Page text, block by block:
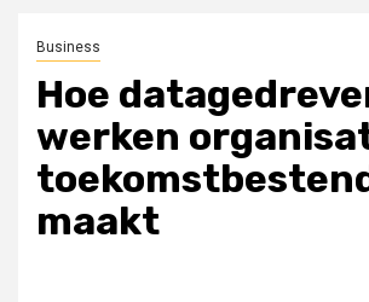
Business
Hoe
werken
maakt